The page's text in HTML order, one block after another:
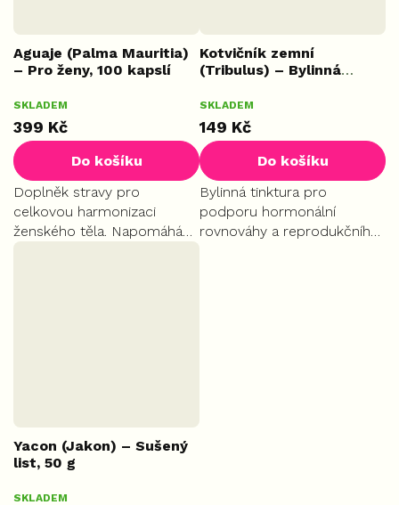
Aguaje (Palma Mauritia)
– Pro ženy, 100 kapslí
hodnocení
produktu
je
5,0
z
5
hvězdiček.
SKLADEM
399 Kč
Do košíku
Doplněk stravy pro
celkovou harmonizaci
ženského těla. Napomáhá
ke zdravým vlasům a pleti.
Kotvičník zemní
(Tribulus) – Bylinná
hodnocení
produktu
je
5,0
z
5
hvězdiček.
SKLADEM
149 Kč
Do košíku
Bylinná tinktura pro
podporu hormonální
rovnováhy a reprodukčního
Yacon (Jakon) – Sušený
list, 50 g
SKLADEM